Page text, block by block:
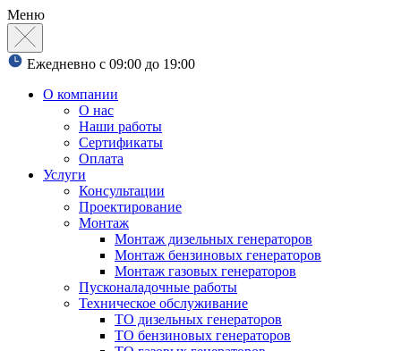
Меню
Ежедневно с 09:00 до 19:00
О компании
О нас
Наши работы
Сертификаты
Оплата
Услуги
Консультации
Проектирование
Монтаж
Монтаж дизельных генераторов
Монтаж бензиновых генераторов
Монтаж газовых генераторов
Пусконаладочные работы
Техническое обслуживание
ТО дизельных генераторов
ТО бензиновых генераторов